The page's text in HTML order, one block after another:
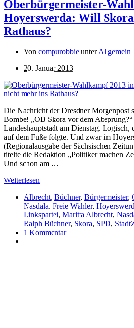
Oberbürgermeister-
Hoyerswerda: Will
Rathaus?
Von compurobbie unterAllgemein
20. Januar 2013
Die Nachricht der Dresdner Morgenpost
Bombe! „OB Skora vor dem
Landeshauptstadt am Dienstag. Logisch,
auf dem Fuße folgte. Und zwar im
(Regionalausgabe der Sächsischen
titelte die Redaktion „Politiker machen
Und schon am …
Weiterlesen
Albrecht, Büchner, Bürgermeister,
Nasdala, Freie Wähler,
Linkspartei, Maritta Albrecht,
Ralph Büchner, Skora, SPD,
1 Kommentar